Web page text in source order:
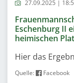
27.09.2025 |
Eschenburg II
heimischen
Hier das
Quelle: Facebook